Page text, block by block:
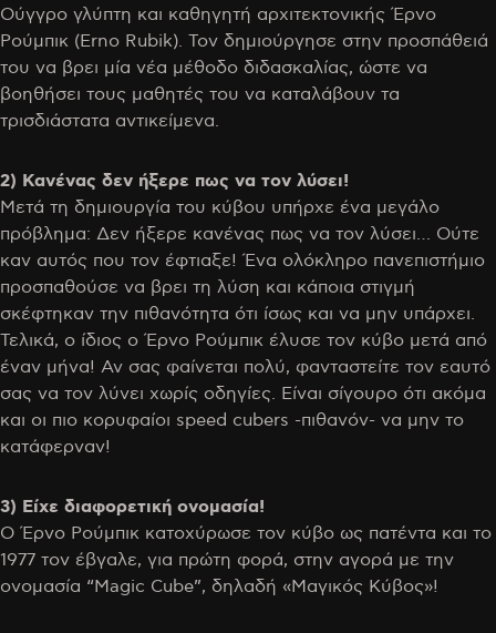
Ούγγρο γλύπτη και καθηγητή αρχιτεκτονικής Έρνο
Ρούμπικ (Erno Rubik). Τον δημιούργησε στην προσπάθειά
του να βρει μία νέα μέθοδο διδασκαλίας, ώστε να
βοηθήσει τους μαθητές του να καταλάβουν τα
τρισδιάστατα αντικείμενα.
2) Κανένας δεν ήξερε πως να τον λύσει!
Μετά τη δημιουργία του κύβου υπήρχε ένα μεγάλο
πρόβλημα: Δεν ήξερε κανένας πως να τον λύσει… Ούτε
καν αυτός που τον έφτιαξε! Ένα ολόκληρο πανεπιστήμιο
προσπαθούσε να βρει τη λύση και κάποια στιγμή
σκέφτηκαν την πιθανότητα ότι ίσως και να μην υπάρχει.
Τελικά, ο ίδιος ο Έρνο Ρούμπικ έλυσε τον κύβο μετά από
έναν μήνα! Αν σας φαίνεται πολύ, φανταστείτε τον εαυτό
σας να τον λύνει χωρίς οδηγίες. Είναι σίγουρο ότι ακόμα
και οι πιο κορυφαίοι speed cubers -πιθανόν- να μην το
κατάφερναν!
3) Είχε διαφορετική ονομασία!
Ο Έρνο Ρούμπικ κατοχύρωσε τον κύβο ως πατέντα και το
1977 τον έβγαλε, για πρώτη φορά, στην αγορά με την
ονομασία “Magic Cube”, δηλαδή «Μαγικός Κύβος»!